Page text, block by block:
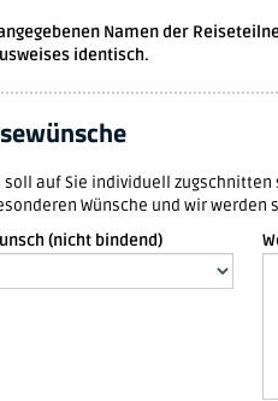
Namen der
identisch.
auf Sie individuell zugschnitten sein.
Wünsche und wir werden
(nicht bindend)